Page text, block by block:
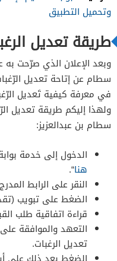
وتحميل التطبيق
طريقة تعديل
وبعد الإعلان الذي صرّحت
سطام عن إتاحة تعديل
في معرفة كيفية تَعديل
ولهذا إليكم طريقة تعديل
سطام بن عبدالعزيز:
الدخول إلى خدمة
هنا“.
النقر على الرابط
الضغط على تبويب
قراءة اتفاقية طلب
التعهد والموافقة
تعديل الرغبات.